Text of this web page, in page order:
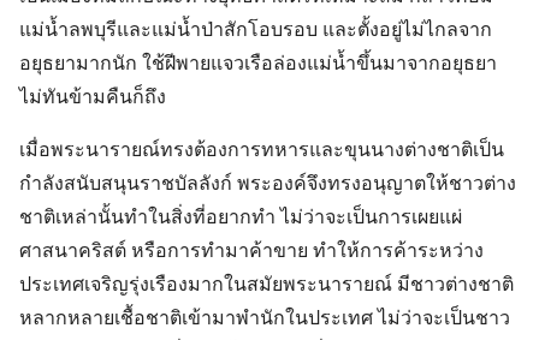
แม่น้ำลพบุรีและแม่น้ำป่าสักโอบรอบ และตั้งอยู่ไม่ไกลจาก
อยุธยามากนัก ใช้ฝีพายแจวเรือล่องแม่น้ำขึ้นมาจากอยุธยา
ไม่ทันข้ามคืนก็ถึง
เมื่อพระนารายณ์ทรงต้องการทหารและขุนนางต่างชาติเป็น
กำลังสนับสนุนราชบัลลังก์ พระองค์จึงทรงอนุญาตให้ชาวต่าง
ชาติเหล่านั้นทำในสิ่งที่อยากทำ ไม่ว่าจะเป็นการเผยแผ่
ศาสนาคริสต์ หรือการทำมาค้าขาย ทำให้การค้าระหว่าง
ประเทศเจริญรุ่งเรืองมากในสมัยพระนารายณ์ มีชาวต่างชาติ
หลากหลายเชื้อชาติเข้ามาพำนักในประเทศ ไม่ว่าจะเป็นชาว